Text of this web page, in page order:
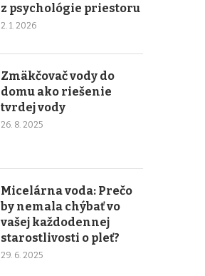
z psychológie priestoru
2. 1. 2026
Zmäkčovač vody do
domu ako riešenie
tvrdej vody
26. 8. 2025
Micelárna voda: Prečo
by nemala chýbať vo
vašej každodennej
starostlivosti o pleť?
29. 6. 2025